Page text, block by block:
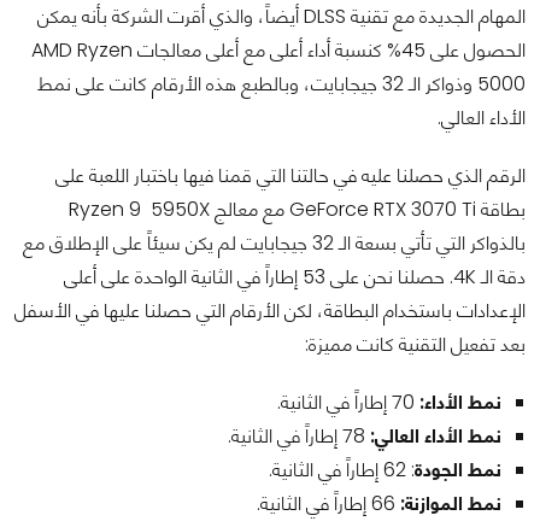
المهام الجديدة مع تقنية DLSS أيضاً، والذي أقرت الشركة بأنه يمكن
الحصول على 45% كنسبة أداء أعلى مع أعلى معالجات AMD Ryzen
5000 وذواكر الـ 32 جيجابايت، وبالطبع هذه الأرقام كانت على نمط
الأداء العالي.
الرقم الذي حصلنا عليه في حالتنا التي قمنا فيها باختبار اللعبة على
بطاقة GeForce RTX 3070 Ti مع معالج Ryzen 9 5950X
بالذواكر التي تأتي بسعة الـ 32 جيجابايت لم يكن سيئاً على الإطلاق مع
دقة الـ 4K. حصلنا نحن على 53 إطاراً في الثانية الواحدة على أعلى
الإعدادات باستخدام البطاقة، لكن الأرقام التي حصلنا عليها في الأسفل
بعد تفعيل التقنية كانت مميزة:
نمط الأداء:
نمط الأداء العالي:
نمط الجودة: 62 إطاراً في الثانية.
نمط الموازنة: